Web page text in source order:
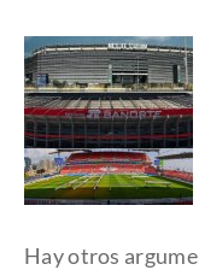
Hay otros